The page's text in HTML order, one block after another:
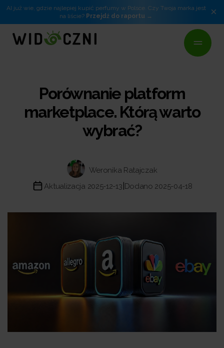
AI już wie, gdzie najlepiej kupić perfumy w Polsce. Czy Twoja marka jest
na liście? Przejdź do raportu ×
Porównanie platform
marketplace. Którą warto
wybrać?
Weronika Ratajczak
Aktualizacja 2025-12-13 Dodano 2025-04-18